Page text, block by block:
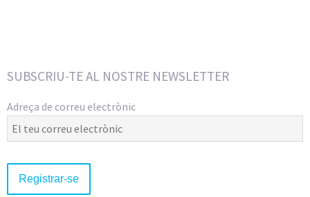
SUBSCRIU-TE AL NOSTRE NEWSLETTER
Adreça de correu electrònic